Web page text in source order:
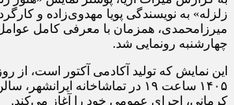
زلزله» به نویسندگی پویا مهدوی‌زاده و
میرزامحمدی، همزمان با معرفی کامل عوامل
چهارشنبه رونمایی شد.
۱۴۰۵ ساعت ۱۹ در تماشاخانه
کرمانی، اجرای عمومی خود را آغاز می‌کند.